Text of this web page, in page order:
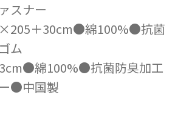
スナー
＋30cm●綿100%●抗菌
ム
綿100%●抗菌防臭加工
●中国製